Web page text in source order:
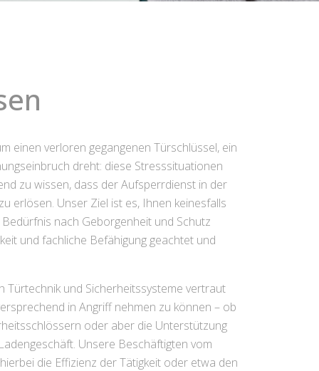
einen verloren gegangenen Türschlüssel, ein
dreht: diese Stresssituationen
zu wissen, dass der Aufsperrdienst in der
erlösen. Unser Ziel ist es, Ihnen keinesfalls
nach Geborgenheit und Schutz
und fachliche Befähigung geachtet und
und Sicherheitssysteme vertraut
in Angriff nehmen zu können – ob
oder aber die Unterstützung
Unsere Beschäftigten vom
die Effizienz der Tätigkeit oder etwa den